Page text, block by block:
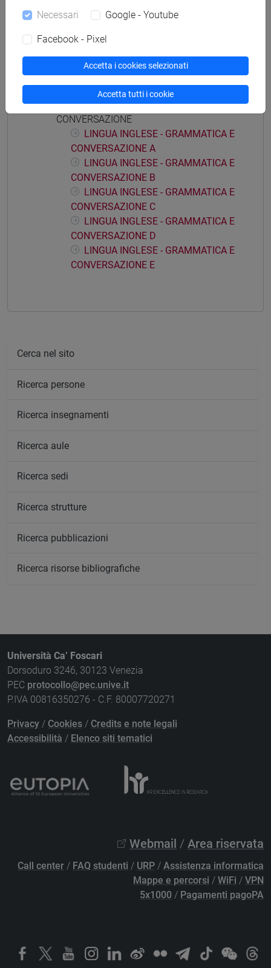
LINGUA INGLESE - ESAME Cognomi
Lb-Z
LINGUA INGLESE - ESERCITAZIONI
LINGUA INGLESE - ESERCITAZIONI A
LINGUA INGLESE - ESERCITAZIONI B
LINGUA INGLESE - GRAMMATICA E
CONVERSAZIONE
LINGUA INGLESE - GRAMMATICA E
CONVERSAZIONE A
LINGUA INGLESE - GRAMMATICA E
CONVERSAZIONE B
LINGUA INGLESE - GRAMMATICA E
CONVERSAZIONE C
LINGUA INGLESE - GRAMMATICA E
CONVERSAZIONE D
LINGUA INGLESE - GRAMMATICA E
CONVERSAZIONE E
Cerca nel sito
Ricerca persone
Ricerca insegnamenti
Ricerca aule
Ricerca sedi
Ricerca strutture
Ricerca pubblicazioni
Ricerca risorse bibliografiche
Università Ca’ Foscari
Dorsoduro 3246, 30123 Venezia
PEC protocollo@pec.unive.it
P.IVA 00816350276 - C.F. 80007720271
Privacy / Cookies / Credits e note legali
Accessibilità / Elenco siti tematici
Webmail / Area riservata
Call center / FAQ studenti / URP / Assistenza informatica
Mappe e percorsi / WiFi / VPN
5x1000 / Pagamenti pagoPA
Necessari Google - Youtube
Facebook - Pixel
Accetta i cookies selezionati
Accetta tutti i cookie